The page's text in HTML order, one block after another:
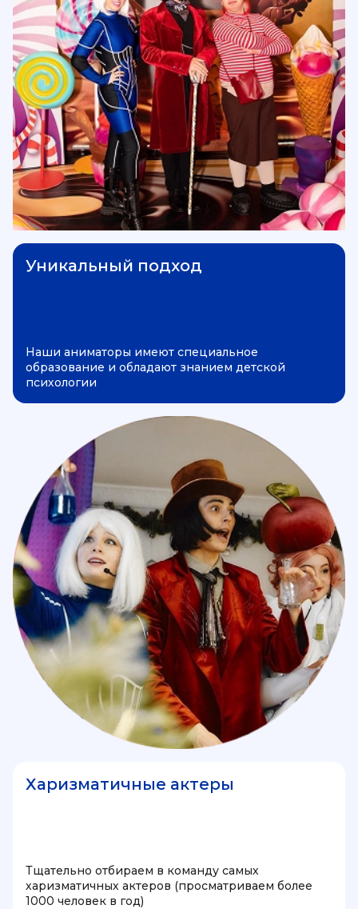
Уникальный подход
Наши аниматоры имеют специальное
образование и обладают знанием детской
психологии
Харизматичные актеры
Тщательно отбираем в команду самых
харизматичных актеров (просматриваем более
1000 человек в год)